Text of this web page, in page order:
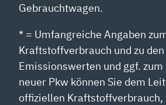
Gebrauchtwagen.
* = Umfangreiche Angaben
Kraftstoffverbrauch und zu
Emissionswerten und ggf.
neuer Pkw können Sie dem
offiziellen Kraftstoffverbrauch,